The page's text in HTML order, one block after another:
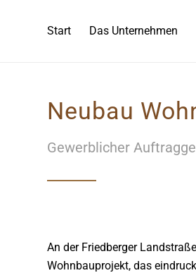
Start Das Unternehmen
Neubau
Gewerblicher
An der Friedberger
Wohnbauprojekt, das